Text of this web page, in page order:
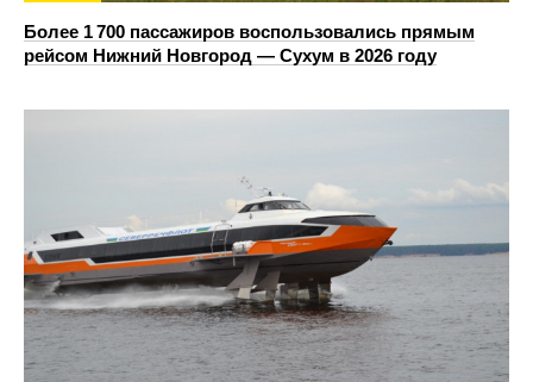
Более 1 700 пассажиров воспользовались прямым
рейсом Нижний Новгород — Сухум в 2026 году